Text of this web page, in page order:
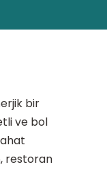
bir
ve bol
restoran